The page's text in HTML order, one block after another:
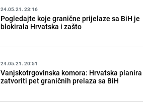
24.05.21. 23:16
Pogledajte koje granične prijelaze sa BiH je
blokirala Hrvatska i zašto
24.05.21. 20:51
Vanjskotrgovinska komora: Hrvatska planira
zatvoriti pet graničnih prelaza sa BiH